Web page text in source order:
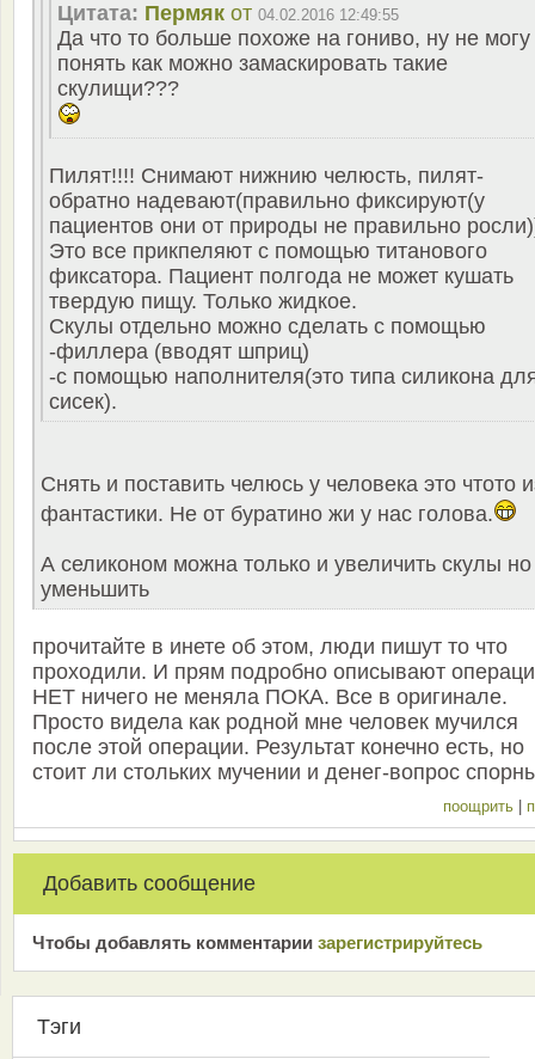
Цитата: Пермяк от 04.02.2016 12:49:55
Да что то больше похоже на гониво, ну не могу
понять как можно замаскировать такие
скулищи???
Пилят!!!! Снимают нижнию челюсть, пилят-
обратно надевают(правильно фиксируют(у
пациентов они от природы не правильно
Это все прикпеляют с помощью титанового
фиксатора. Пациент полгода не может кушать
твердую пищу. Только жидкое.
Скулы отдельно можно сделать с помощью
-филлера (вводят шприц)
-с помощью наполнителя(это типа силикона
сисек).
Снять и поставить челюсь у человека это чтото
фантастики. Не от буратино жи у нас голова.
А селиконом можна только и увеличить скулы
уменьшить
прочитайте в инете об этом, люди пишут то что
проходили. И прям подробно описывают
НЕТ ничего не меняла ПОКА. Все в оригинале.
Просто видела как родной мне человек мучился
после этой операции. Результат конечно есть, но
стоит ли стольких мучении и денег-вопрос
поощрить
Добавить сообщение
Чтобы добавлять комментарии зарeгиcтрирyйтeсь
Тэги